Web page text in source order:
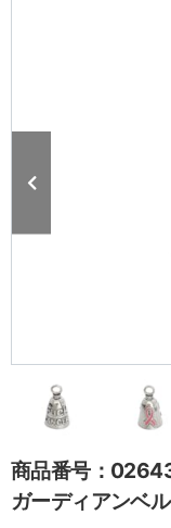
商品番号：
ガーディアンベ